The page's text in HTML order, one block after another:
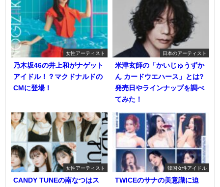
女性アーティスト
乃木坂46の井上和がナゲット
アイドル！？マクドナルドの
CMに登場！
日本のアーティスト
米津玄師の「かいじゅうずか
ん カードウエハース」とは?
発売日やラインナップを調べ
てみた！
女性アーティスト
CANDY TUNEの南なつはス
韓国女性アイドル
TWICEのサナの美意識に迫